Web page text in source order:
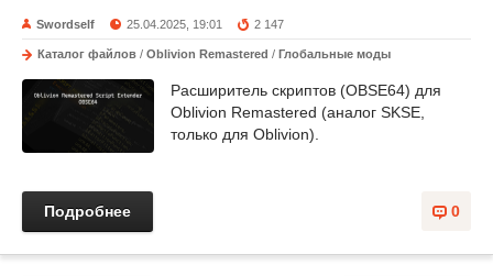
Swordself 25.04.2025, 19:01 2 147
Каталог файлов / Oblivion Remastered / Глобальные моды
Расширитель скриптов (OBSE64) для
Oblivion Remastered (аналог SKSE,
только для Oblivion).
0
Подробнее